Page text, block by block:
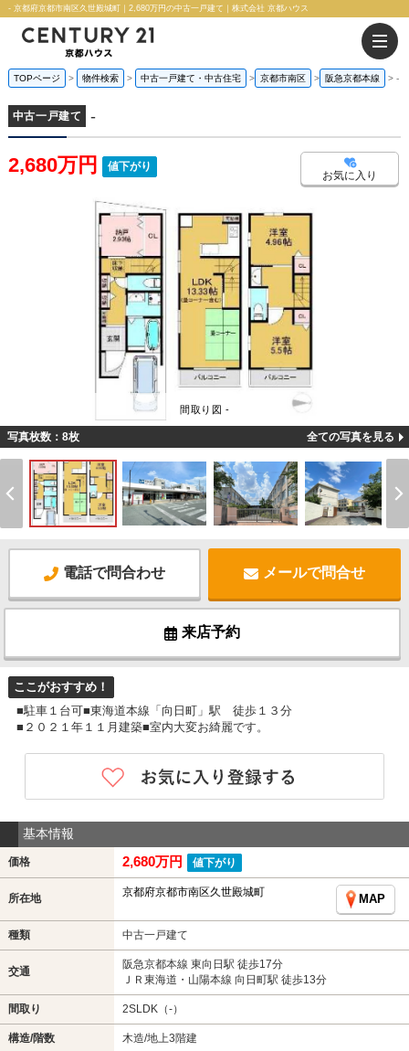
- 京都府京都市南区久世殿城町｜2,680万円の中古一戸建て｜株式会社 京都ハウス
TOPページ 物件検索 中古一戸建て・中古住宅 京都市南区 阪急京都本線 -
中古一戸建て -
2,680万円 値下がり
お気に入り
間取り図 -
写真枚数：8枚 全ての写真を見る
電話で問合わせ メールで問合せ
来店予約
ここがおすすめ！
■駐車１台可■東海道本線「向日町」駅 徒歩１３分
■２０２１年１１月建築■室内大変お綺麗です。
基本情報
価格 2,680万円 値下がり
所在地 京都府京都市南区久世殿城町
MAP
種類 中古一戸建て
交通
阪急京都本線 東向日駅 徒歩17分
ＪＲ東海道・山陽本線 向日町駅 徒歩13分
間取り 2SLDK（-）
構造/階数 木造/地上3階建